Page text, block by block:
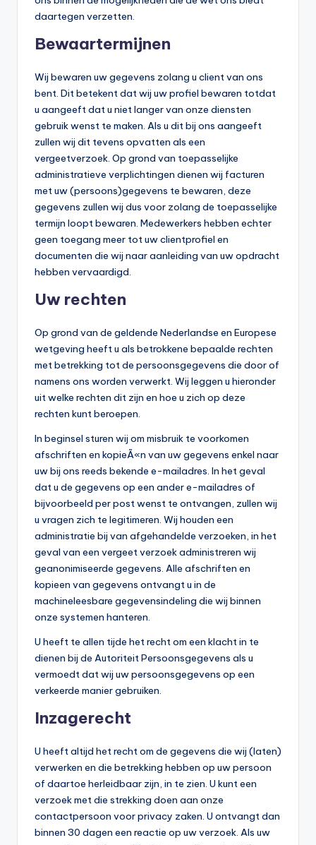
daartegen verzetten.
Bewaartermijnen
Wij bewaren uw gegevens zolang u client van ons
bent. Dit betekent dat wij uw profiel bewaren totdat
u aangeeft dat u niet langer van onze diensten
gebruik wenst te maken. Als u dit bij ons aangeeft
zullen wij dit tevens opvatten als een
vergeetverzoek. Op grond van toepasselijke
administratieve verplichtingen dienen wij facturen
met uw (persoons)gegevens te bewaren, deze
gegevens zullen wij dus voor zolang de toepasselijke
termijn loopt bewaren. Medewerkers hebben echter
geen toegang meer tot uw clientprofiel en
documenten die wij naar aanleiding van uw opdracht
hebben vervaardigd.
Uw rechten
Op grond van de geldende Nederlandse en Europese
wetgeving heeft u als betrokkene bepaalde rechten
met betrekking tot de persoonsgegevens die door of
namens ons worden verwerkt. Wij leggen u hieronder
uit welke rechten dit zijn en hoe u zich op deze
rechten kunt beroepen.
In beginsel sturen wij om misbruik te voorkomen
afschriften en kopieÃ«n van uw gegevens enkel naar
uw bij ons reeds bekende e-mailadres. In het geval
dat u de gegevens op een ander e-mailadres of
bijvoorbeeld per post wenst te ontvangen, zullen wij
u vragen zich te legitimeren. Wij houden een
administratie bij van afgehandelde verzoeken, in het
geval van een vergeet verzoek administreren wij
geanonimiseerde gegevens. Alle afschriften en
kopieen van gegevens ontvangt u in de
machineleesbare gegevensindeling die wij binnen
onze systemen hanteren.
U heeft te allen tijde het recht om een klacht in te
dienen bij de Autoriteit Persoonsgegevens als u
vermoedt dat wij uw persoonsgegevens op een
verkeerde manier gebruiken.
Inzagerecht
U heeft altijd het recht om de gegevens die wij (laten)
verwerken en die betrekking hebben op uw persoon
of daartoe herleidbaar zijn, in te zien. U kunt een
verzoek met die strekking doen aan onze
contactpersoon voor privacy zaken. U ontvangt dan
binnen 30 dagen een reactie op uw verzoek. Als uw